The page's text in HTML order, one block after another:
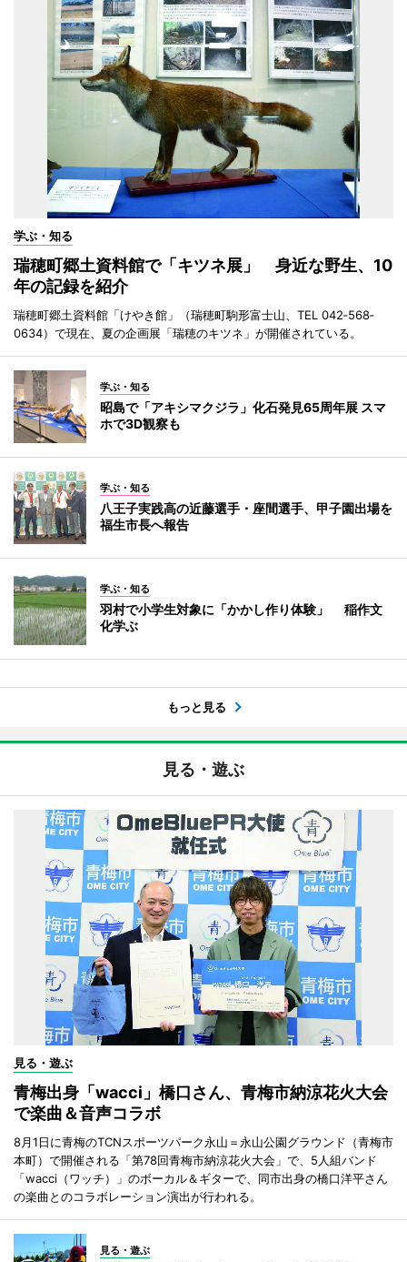
学ぶ・知る
瑞穂町郷土資料館で「キツネ展」 身近な野生、10
年の記録を紹介
瑞穂町郷土資料館「けやき館」（瑞穂町駒形富士山、TEL 042‐568‐
0634）で現在、夏の企画展「瑞穂のキツネ」が開催されている。
学ぶ・知る
昭島で「アキシマクジラ」化石発見65周年展 スマ
ホで3D観察も
学ぶ・知る
八王子実践高の近藤選手・座間選手、甲子園出場を
福生市長へ報告
学ぶ・知る
羽村で小学生対象に「かかし作り体験」 稲作文
化学ぶ
もっと見る
見る・遊ぶ
見る・遊ぶ
青梅出身「wacci」橋口さん、青梅市納涼花火大会
で楽曲＆音声コラボ
8月1日に青梅のTCNスポーツパーク永山＝永山公園グラウンド（青梅市
本町）で開催される「第78回青梅市納涼花火大会」で、5人組バンド
「wacci（ワッチ）」のボーカル＆ギターで、同市出身の橋口洋平さん
の楽曲とのコラボレーション演出が行われる。
見る・遊ぶ